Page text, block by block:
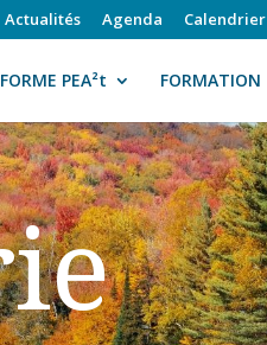
Actualités Agenda Calendrier
PEA²t FORMATION